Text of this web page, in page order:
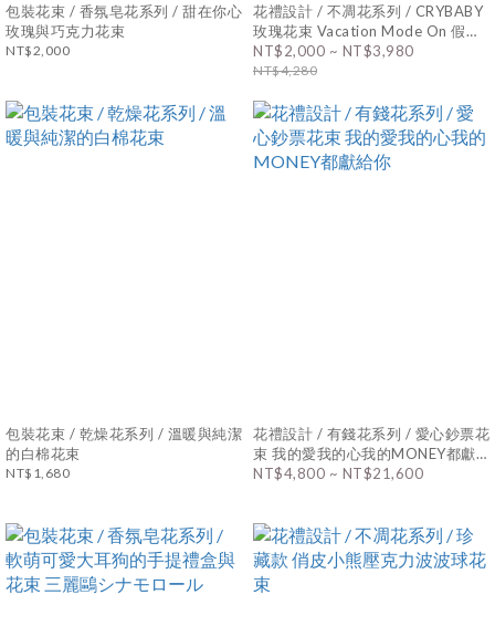
包裝花束 / 香氛皂花系列 / 甜在你心
玫瑰與巧克力花束
NT$2,000
花禮設計 / 不凋花系列 / CRYBABY
玫瑰花束 Vacation Mode On 假期
系列
NT$2,000 ~ NT$3,980
NT$4,280
包裝花束 / 乾燥花系列 / 溫暖與純潔
的白棉花束
NT$1,680
花禮設計 / 有錢花系列 / 愛心鈔票花
束 我的愛我的心我的MONEY都獻
給你
NT$4,800 ~ NT$21,600